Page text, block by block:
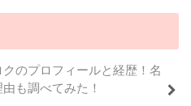
のプロフィールと経歴！名
も調べてみた！